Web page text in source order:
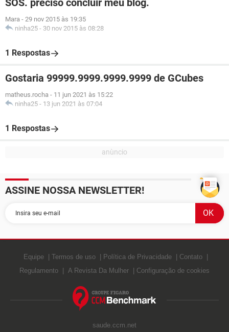
SOS. preciso concluir meu blog.
Mara - 29 nov 2015 às 19:35
ninha25 - 30 nov 2015 às 08:28
1 Respostas
Gostaria 99999.9999.9999.9999 de GCubes
matheus.rocha - 11 jun 2021 às 15:22
ninha25 - 13 jun 2021 às 07:04
1 Respostas
ASSINE NOSSA NEWSLETTER!
Equipe Termos de uso Política de Privacidade
Contato
Regulamento
A Revista Da Mulher Configuração de cookies
saude.ccm.net